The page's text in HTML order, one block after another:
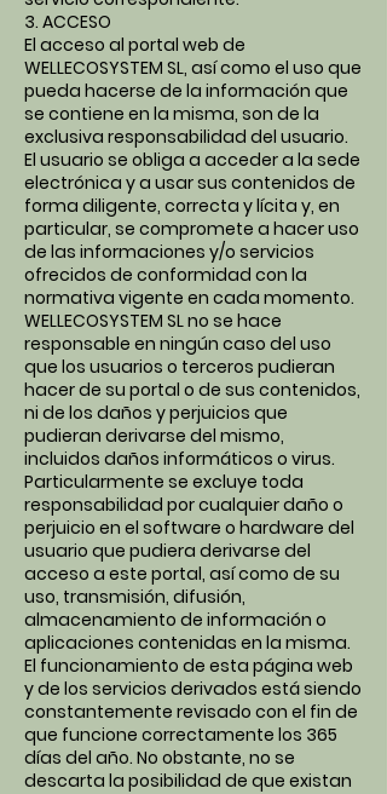
3. ACCESO
El acceso al portal web de
WELLECOSYSTEM SL, así como el uso que
pueda hacerse de la información que
se contiene en la misma, son de la
exclusiva responsabilidad del usuario.
El usuario se obliga a acceder a la sede
electrónica y a usar sus contenidos de
forma diligente, correcta y lícita y, en
particular, se compromete a hacer uso
de las informaciones y/o servicios
ofrecidos de conformidad con la
normativa vigente en cada momento.
WELLECOSYSTEM SL no se hace
responsable en ningún caso del uso
que los usuarios o terceros pudieran
hacer de su portal o de sus contenidos,
ni de los daños y perjuicios que
pudieran derivarse del mismo,
incluidos daños informáticos o virus.
Particularmente se excluye toda
responsabilidad por cualquier daño o
perjuicio en el software o hardware del
usuario que pudiera derivarse del
acceso a este portal, así como de su
uso, transmisión, difusión,
almacenamiento de información o
aplicaciones contenidas en la misma.
El funcionamiento de esta página web
y de los servicios derivados está siendo
constantemente revisado con el fin de
que funcione correctamente los 365
días del año. No obstante, no se
descarta la posibilidad de que existan